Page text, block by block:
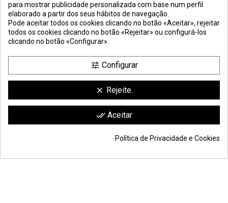
clic aquí para mostrar el certificado.
para mostrar publicidade personalizada com base num perfil
elaborado a partir dos seus hábitos de navegação.
Pode aceitar todos os cookies clicando no botão «Aceitar», rejeitar
todos os cookies clicando no botão «Rejeitar» ou configurá-los
clicando no botão «Configurar».
tune Configurar
clear Rejeite.
done_all Aceitar
Política de Privacidade e Cookies